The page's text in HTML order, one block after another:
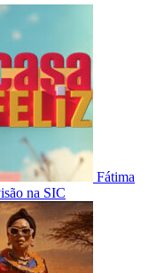
Fátima
na SIC